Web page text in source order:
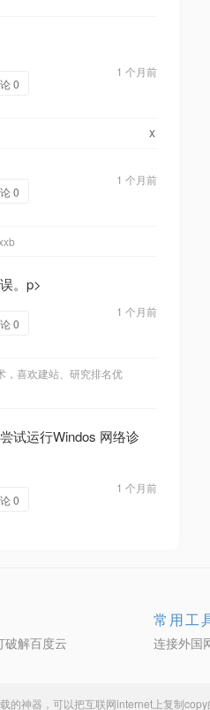
1 个月前
0
x
1 个月前
0
。p>
1 个月前
0
，喜欢建站、研究排名优
试运行Windos 网络诊
1 个月前
0
破解百度云
常用工
连接外国
的神器，可以把互联网internet上复制